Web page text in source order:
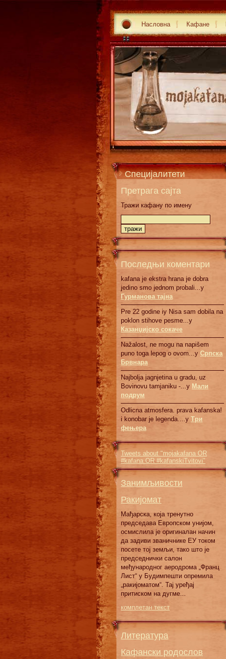
Насловна Кафане
Специјалитети
Претрага сајта
Тражи кафану по имену
Последњи коментари
kafana je ekstra hrana je dobra
jedino smo jednom probali...у
Гурманова тајна
Pre 22 godine iy Nisa sam dobila na
poklon stihove pesme...у
Казанџијско сокаче
Nažalost, ne mogu na napišem
puno toga lepog o ovom...у Српскa
Брвнaрa
Najbolja jagnjetina u gradu, uz
Bovinovu tamjaniku -...у Мали
подрум
Odlicna atmosfera. prava kafanska!
i konobar je legenda....у Три
фењера
Tweets about "mojakafana OR
#kafana OR #kafanskiTvitovi"
Занимљивости
Ракијомат
Мађарска, која тренутно
председава Европском унијом,
осмислила је оригиналан начин
да задиви званичнике ЕУ током
посете тој земљи, тако што је
председнички салон
међународног аеродрома „Франц
Лист“ у Будимпешти опремила
„ракијоматом“. Тај уређај
притиском на дугме...
комплетан текст
Литература
Кафански родослов